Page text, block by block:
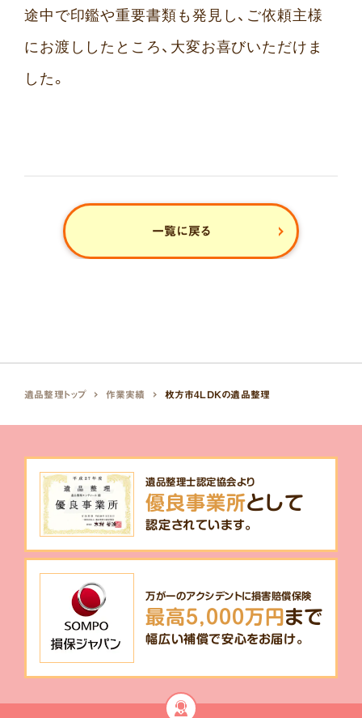
途中で印鑑や重要書類も発見し、ご依頼主様
にお渡ししたところ、大変お喜びいただけま
した。
一覧に戻る
遺品整理トップ 作業実績 枚方市4LDKの遺品整理
遺品整理士認定協会より
優良事業所として
認定されています。
万が一のアクシデントに損害賠償保険
最高5,000万円まで
幅広い補償で安心をお届け。